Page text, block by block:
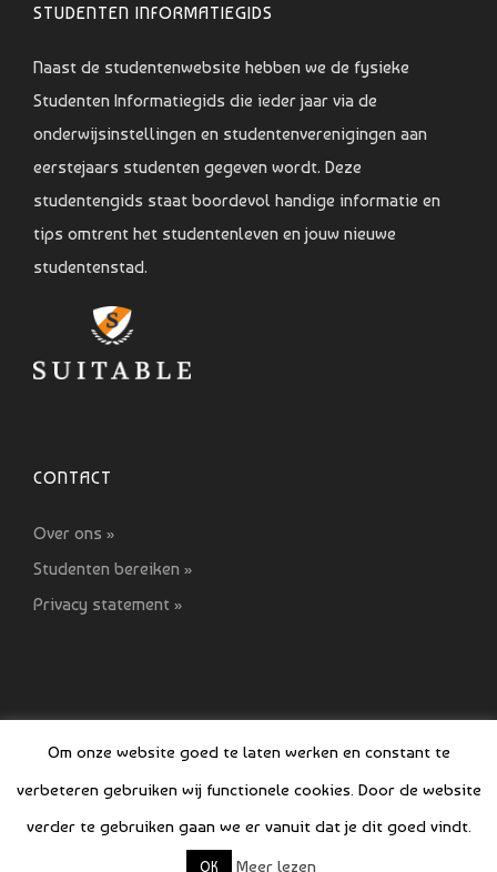
STUDENTEN INFORMATIEGIDS
Naast de studentenwebsite hebben we de fysieke
Studenten Informatiegids die ieder jaar via de
onderwijsinstellingen en studentenverenigingen aan
eerstejaars studenten gegeven wordt. Deze
studentengids staat boordevol handige informatie en
tips omtrent het studentenleven en jouw nieuwe
studentenstad.
CONTACT
Over ons »
Studenten bereiken »
Privacy statement »
© COPYRIGHT SI GIDS 2021-2022
Om onze website goed te laten werken en constant te
verbeteren gebruiken wij functionele cookies. Door de website
verder te gebruiken gaan we er vanuit dat je dit goed vindt.
OK Meer lezen